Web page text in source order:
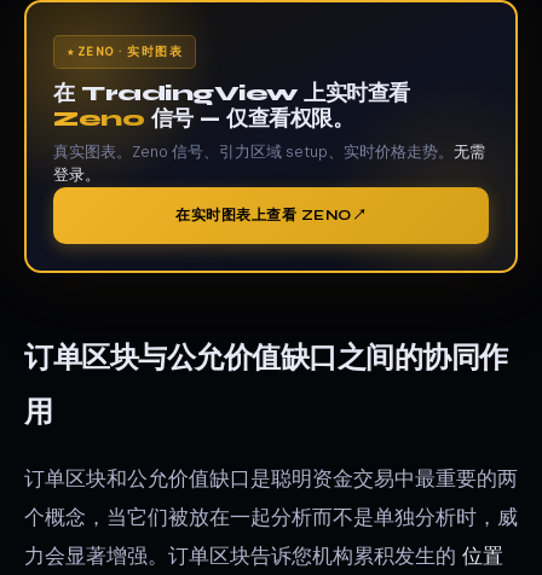
ZENO · 实时图表
在 TradingView 上实时查看
Zeno 信号 — 仅查看权限。
真实图表。Zeno 信号、引力区域 setup、实时价格走势。 无需
登录。
在实时图表上查看 ZENO
订单区块与公允价值缺口之间的协同作
用
订单区块和公允价值缺口是聪明资金交易中最重要的两
个概念，当它们被放在一起分析而不是单独分析时，威
力会显著增强。订单区块告诉您机构累积发生的 位置